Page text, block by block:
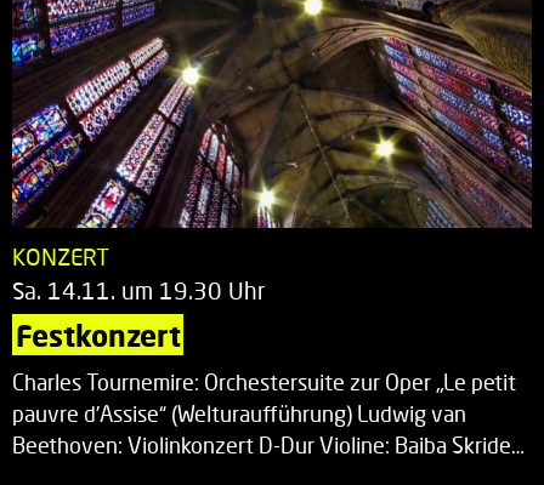
KONZERT
Sa. 14.11. um 19.30 Uhr
Festkonzert
Charles Tournemire: Orchestersuite zur Oper „Le petit
pauvre d’Assise“ (Welturaufführung) Ludwig van
Beethoven: Violinkonzert D-Dur Violine: Baiba Skride…